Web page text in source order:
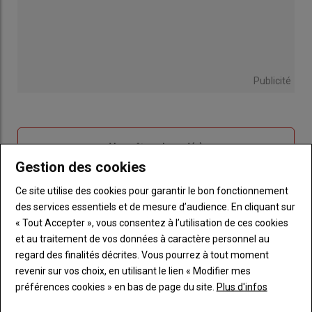
Publicité
Sous-
Vous êtes abonné(e)
TITRE IDENTIFIEZ-VOUS
Body
Connectez-vous à votre compte pour profiter
de votre abonnement
Lien
"Créer
un
nouveau
Créer un nouveau compte
Lien
"Réinitialiser
votre
Réinitialiser votre mot de passe
Lien
Je me connecte
Gestion des cookies
Ce site utilise des cookies pour garantir le bon fonctionnement
des services essentiels et de mesure d’audience. En cliquant sur
« Tout Accepter », vous consentez à l’utilisation de ces cookies
et au traitement de vos données à caractère personnel au
regard des finalités décrites. Vous pourrez à tout moment
revenir sur vos choix, en utilisant le lien « Modifier mes
préférences cookies » en bas de page du site. Plus d'infos